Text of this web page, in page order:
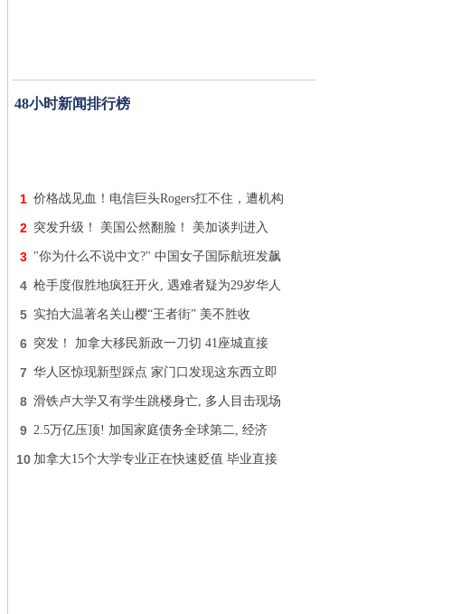
48小时新闻排行榜
1 价格战见血！电信巨头Rogers扛不住，遭机构
2 突发升级！ 美国公然翻脸！ 美加谈判进入
3 "你为什么不说中文?" 中国女子国际航班发飙
4 枪手度假胜地疯狂开火, 遇难者疑为29岁华人
5 实拍大温著名关山樱“王者街” 美不胜收
6 突发！ 加拿大移民新政一刀切 41座城直接
7 华人区惊现新型踩点 家门口发现这东西立即
8 滑铁卢大学又有学生跳楼身亡, 多人目击现场
9 2.5万亿压顶! 加国家庭债务全球第二, 经济
10 加拿大15个大学专业正在快速贬值 毕业直接